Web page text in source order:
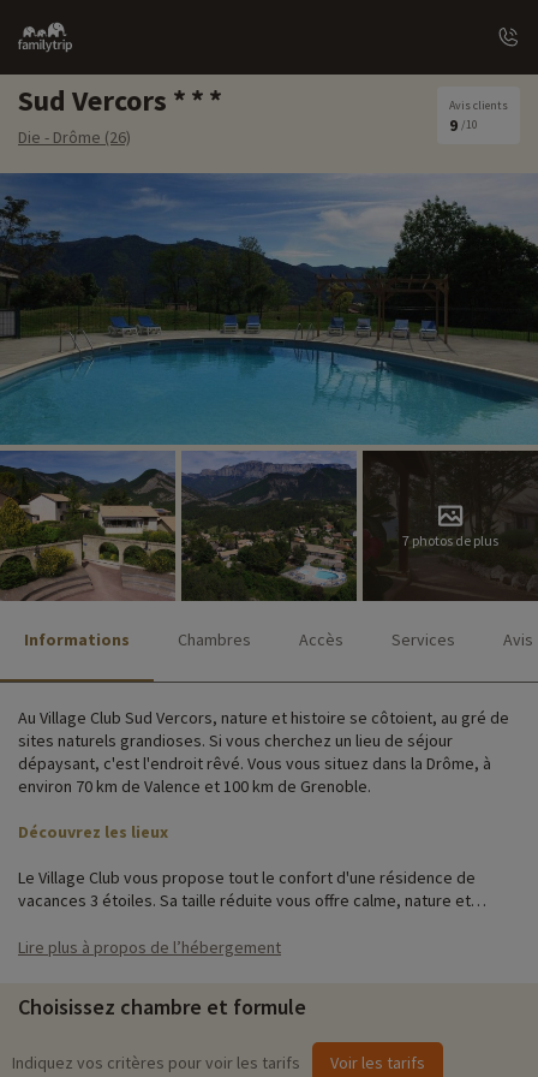
Family
trip
Sud Vercors
Die - Drôme (26)
Avis clients
9 /10
7 photos de plus
Informations Chambres Accès Services Avis
Au Village Club Sud Vercors, nature et histoire se côtoient, au gré de
sites naturels grandioses. Si vous cherchez un lieu de séjour
dépaysant, c'est l'endroit rêvé. Vous vous situez dans la Drôme, à
environ 70 km de Valence et 100 km de Grenoble.
Découvrez les lieux
Le Village Club vous propose tout le confort d'une résidence de
vacances 3 étoiles. Sa taille réduite vous offre calme, nature et
place : une piscine extérieure chauffée avec bassin enfant, un
Les hébergements, une quarantaine de gîtes de plain-pied ou en
étage, à la décoration provençale et répartis en hameaux, sont
Lire plus à propos de l’hébergement
Choisissez chambre et formule
Indiquez vos critères pour voir les tarifs Voir les tarifs